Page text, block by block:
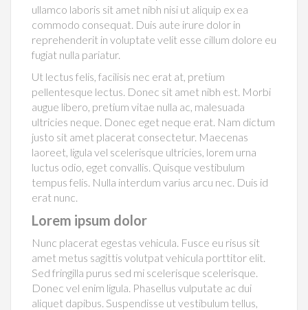
ullamco laboris sit amet nibh nisi ut aliquip ex ea
commodo consequat. Duis aute irure dolor in
reprehenderit in voluptate velit esse cillum dolore eu
fugiat nulla pariatur.
Ut lectus felis, facilisis nec erat at, pretium
pellentesque lectus. Donec sit amet nibh est. Morbi
augue libero, pretium vitae nulla ac, malesuada
ultricies neque. Donec eget neque erat. Nam dictum
justo sit amet placerat consectetur. Maecenas
laoreet, ligula vel scelerisque ultricies, lorem urna
luctus odio, eget convallis. Quisque vestibulum
tempus felis. Nulla interdum varius arcu nec. Duis id
erat nunc.
Lorem ipsum dolor
Nunc placerat egestas vehicula. Fusce eu risus sit
amet metus sagittis volutpat vehicula porttitor elit.
Sed fringilla purus sed mi scelerisque scelerisque.
Donec vel enim ligula. Phasellus vulputate ac dui
aliquet dapibus. Suspendisse ut vestibulum tellus,